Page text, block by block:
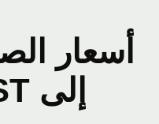
إلى WST اليوم